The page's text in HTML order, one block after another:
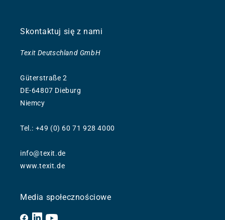
Skontaktuj się z nami
Texit Deutschland GmbH
Güterstraße 2
DE-64807 Dieburg
Niemcy
Tel.: +49 (0) 60 71 928 4000
info@texit.de
www.texit.de
Media społecznościowe